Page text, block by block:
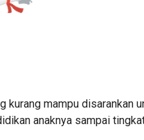
kurang mampu disarankan
anaknya sampai